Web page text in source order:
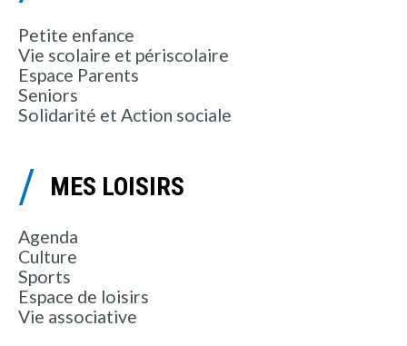
Petite enfance
Vie scolaire et périscolaire
Espace Parents
Seniors
Solidarité et Action sociale
MES LOISIRS
Agenda
Culture
Sports
Espace de loisirs
Vie associative